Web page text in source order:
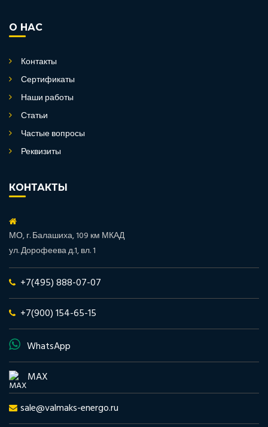
О НАС
Контакты
Сертификаты
Наши работы
Статьи
Частые вопросы
Реквизиты
КОНТАКТЫ
МО, г. Балашиха, 109 км МКАД
ул. Дорофеева д.1, вл. 1
+7(495) 888-07-07
+7(900) 154-65-15
WhatsApp
MAX
sale@valmaks-energo.ru